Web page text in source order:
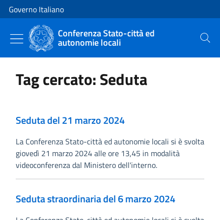
Vai al contenuto
Vai alla navigazione del sito
Governo Italiano
Conferenza Stato-città ed
autonomie locali Cerca
Tag cercato: Seduta
Seduta del 21 marzo 2024
La Conferenza Stato-città ed autonomie locali si è svolta
giovedì 21 marzo 2024 alle ore 13,45 in modalità
videoconferenza dal Ministero dell'interno.
Seduta straordinaria del 6 marzo 2024